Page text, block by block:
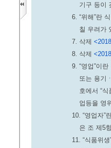
기구 등이
6. “위해”란
칠 우려가
7. 삭제
8. 삭제
9. “영업”이
또는 용기
호에서 “
업등을 영
10. “영업자”
은 조 제5
11. “식품위